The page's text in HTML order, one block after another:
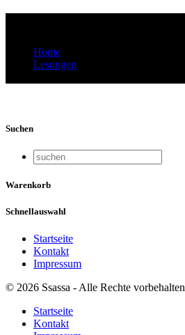
Home
Lesungen
Suchen
Warenkorb
Schnellauswahl
Startseite
Kontakt
Impressum
© 2026 Ssassa - Alle Rechte vorbehalten
Startseite
Kontakt